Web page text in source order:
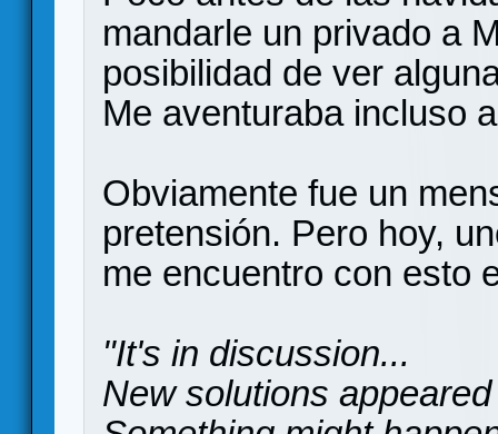
mandarle un privado a
posibilidad de ver
Me aventuraba incluso
Obviamente fue un
pretensión. Pero hoy,
me encuentro con esto
"It's in discussion...
New solutions